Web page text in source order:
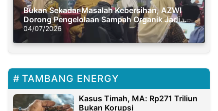
Bukan Sekadar Masalah Kebersihan, AZWI
Dorong Pengelolaan Sampah Organik Jadi
Solusi Krisis Iklim
04/07/2026
TAMBANG ENERGY
Kasus Timah, MA: Rp271 Triliun
Bukan Korupsi